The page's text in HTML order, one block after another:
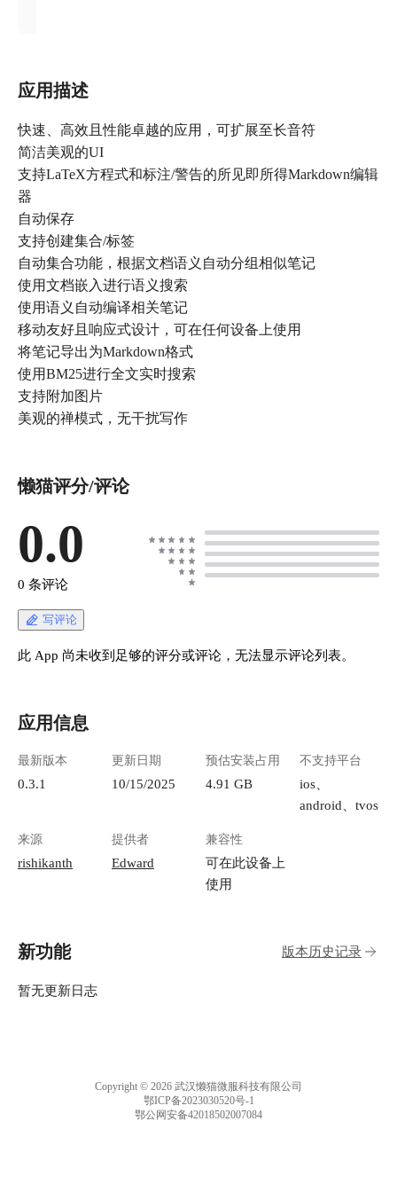
应用描述
快速、高效且性能卓越的应用，可扩展至长音符
简洁美观的UI
支持LaTeX方程式和标注/警告的所见即所得Markdown编辑
器
自动保存
支持创建集合/标签
自动集合功能，根据文档语义自动分组相似笔记
使用文档嵌入进行语义搜索
使用语义自动编译相关笔记
移动友好且响应式设计，可在任何设备上使用
将笔记导出为Markdown格式
使用BM25进行全文实时搜索
支持附加图片
美观的禅模式，无干扰写作
懒猫评分/评论
0.0
0 条评论
写评论
此 App 尚未收到足够的评分或评论，无法显示评论列表。
应用信息
最新版本
0.3.1
更新日期
10/15/2025
预估安装占用
4.91 GB
不支持平台
ios、
android、tvos
来源
rishikanth
提供者
Edward
兼容性
可在此设备上
使用
新功能 版本历史记录
暂无更新日志
Copyright © 2026 武汉懒猫微服科技有限公司
鄂ICP备2023030520号-1
鄂公网安备42018502007084